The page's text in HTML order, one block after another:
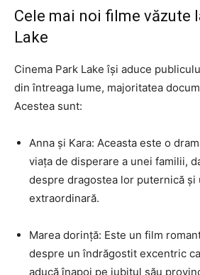
Cele mai noi filme văzute
Lake
Cinema Park Lake își aduce
din întreaga lume, majoritatea
Acestea sunt:
Anna și Kara: Aceasta este o
viața de disperare a unei familii,
despre dragostea lor puternică și
extraordinară.
Marea dorință: Este un film
despre un îndrăgostit excentric
aducă înapoi pe iubitul său